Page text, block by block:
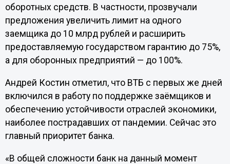
оборотных средств. В частности, прозвучали
предложения увеличить лимит на одного
заемщика до 10 млрд рублей и расширить
предоставляемую государством гарантию до 75%,
а для оборонных предприятий — до 100%.
Андрей Костин отметил, что ВТБ с первых же дней
включился в работу по поддержке заёмщиков и
обеспечению устойчивости отраслей экономики,
наиболее пострадавших от пандемии. Сейчас это
главный приоритет банка.
«В общей сложности банк на данный момент